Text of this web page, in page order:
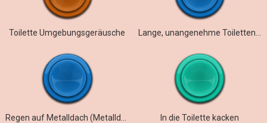
Toilette Umgebungsgeräusche
In die Toilette kacken